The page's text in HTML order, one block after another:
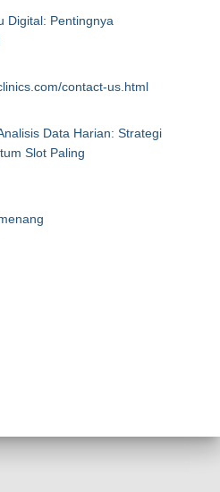
Digital: Pentingnya
contact-us.html
Data Harian: Strategi
Slot Paling